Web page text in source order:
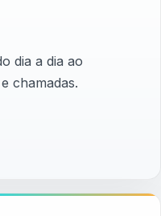
dia a dia ao
chamadas.